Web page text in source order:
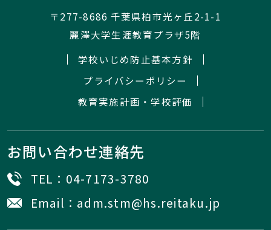
〒277-8686 千葉県柏市光ヶ丘2-1-1
麗澤大学生涯教育プラザ5階
学校いじめ防止基本方針
プライバシーポリシー
教育実施計画・学校評価
お問い合わせ連絡先
TEL： 04-7173-3780
Email： adm.stm@hs.reitaku.jp